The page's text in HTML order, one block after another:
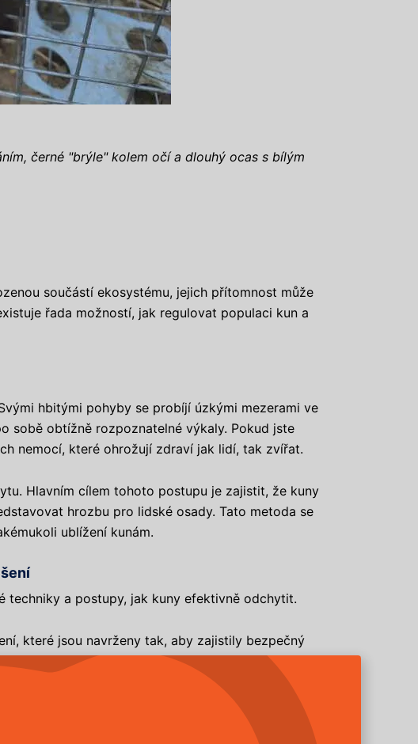
černé "brýle" kolem očí a dlouhý ocas s bílým
součástí ekosystému, jejich přítomnost může
řada možností, jak regulovat populaci kun a
hbitými pohyby se probíjí úzkými mezerami ve
sobě obtížně rozpoznatelné výkaly. Pokud jste
nemocí, které ohrožují zdraví jak lidí, tak zvířat.
Hlavním cílem tohoto postupu je zajistit, že kuny
hrozbu pro lidské osady. Tato metoda se
ublížení kunám.
techniky a postupy, jak kuny efektivně odchytit.
které jsou navrženy tak, aby zajistily bezpečný
jsou kuny nejaktivnější, jako jsou například
plašičů nebo repelentů, tyto metody nemusí být